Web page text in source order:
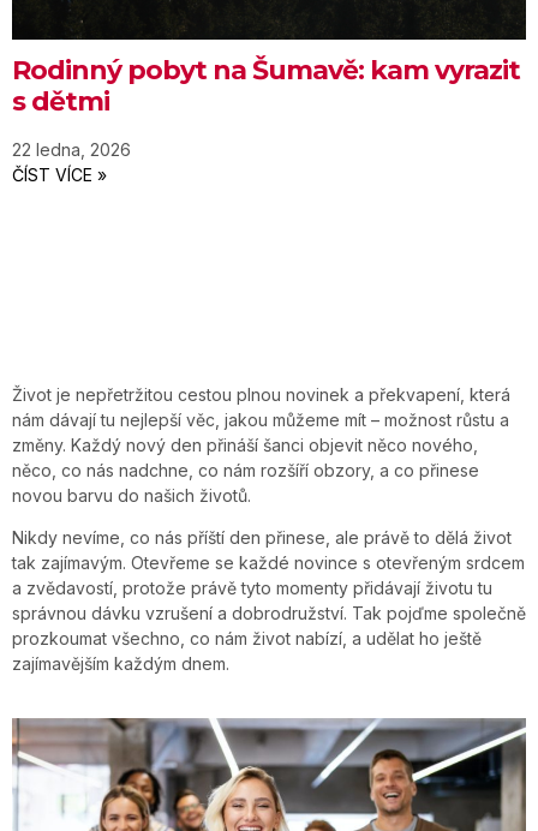
Rodinný pobyt na Šumavě: kam vyrazit
s dětmi
22 ledna, 2026
ČÍST VÍCE »
Život je nepřetržitou cestou plnou novinek a překvapení, která
nám dávají tu nejlepší věc, jakou můžeme mít – možnost růstu a
změny. Každý nový den přináší šanci objevit něco nového,
něco, co nás nadchne, co nám rozšíří obzory, a co přinese
novou barvu do našich životů.
Nikdy nevíme, co nás příští den přinese, ale právě to dělá život
tak zajímavým. Otevřeme se každé novince s otevřeným srdcem
a zvědavostí, protože právě tyto momenty přidávají životu tu
správnou dávku vzrušení a dobrodružství. Tak pojďme společně
prozkoumat všechno, co nám život nabízí, a udělat ho ještě
zajímavějším každým dnem.